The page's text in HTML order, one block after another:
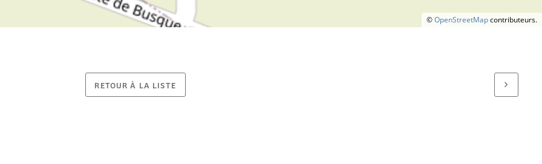
©OpenStreetMapcontributeurs.
RETOUR À LA LISTE